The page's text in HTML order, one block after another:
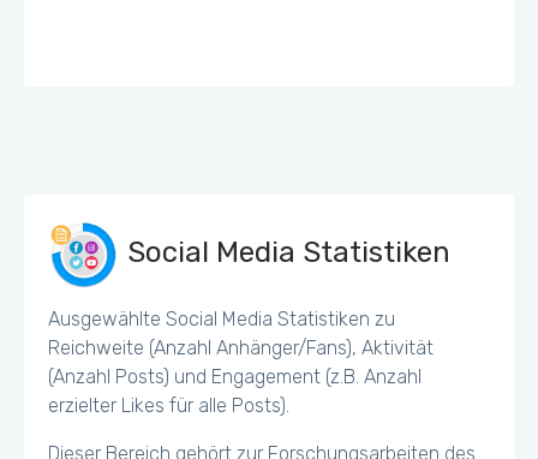
Social Media Statistiken
Ausgewählte Social Media Statistiken zu
Reichweite (Anzahl Anhänger/Fans), Aktivität
(Anzahl Posts) und Engagement (z.B. Anzahl
erzielter Likes für alle Posts).
Dieser Bereich gehört zur Forschungsarbeiten des